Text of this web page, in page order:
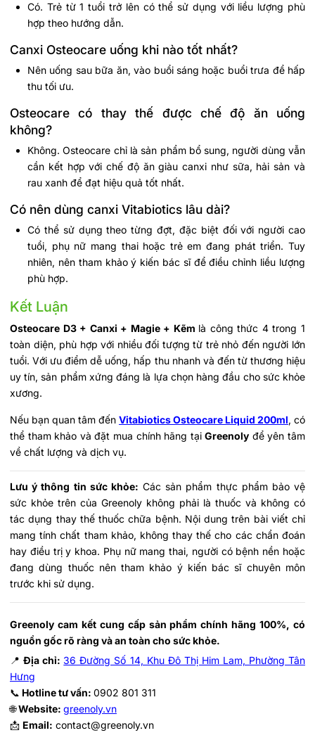
Có. Trẻ từ 1 tuổi trở lên có thể sử dụng với liều lượng phù
hợp theo hướng dẫn.
Canxi Osteocare uống khi nào tốt nhất?
Nên uống sau bữa ăn, vào buổi sáng hoặc buổi trưa để hấp
thu tối ưu.
Osteocare có thay thế được chế độ ăn uống
không?
Không. Osteocare chỉ là sản phẩm bổ sung, người dùng vẫn
cần kết hợp với chế độ ăn giàu canxi như sữa, hải sản và
rau xanh để đạt hiệu quả tốt nhất.
Có nên dùng canxi Vitabiotics lâu dài?
Có thể sử dụng theo từng đợt, đặc biệt đối với người cao
tuổi, phụ nữ mang thai hoặc trẻ em đang phát triển. Tuy
nhiên, nên tham khảo ý kiến bác sĩ để điều chỉnh liều lượng
phù hợp.
Kết Luận
Osteocare D3 + Canxi + Magie + Kẽm là công thức 4 trong 1
toàn diện, phù hợp với nhiều đối tượng từ trẻ nhỏ đến người lớn
tuổi. Với ưu điểm dễ uống, hấp thu nhanh và đến từ thương hiệu
uy tín, sản phẩm xứng đáng là lựa chọn hàng đầu cho sức khỏe
xương.
Nếu bạn quan tâm đến Vitabiotics Osteocare Liquid 200ml, có
thể tham khảo và đặt mua chính hãng tạiGreenoly để yên tâm
về chất lượng và dịch vụ.
Lưu ý thông tin sức khỏe: Các sản phẩm thực phẩm bảo vệ
sức khỏe trên của Greenoly không phải là thuốc và không có
tác dụng thay thế thuốc chữa bệnh. Nội dung trên bài viết chỉ
mang tính chất tham khảo, không thay thế cho các chẩn đoán
hay điều trị y khoa. Phụ nữ mang thai, người có bệnh nền hoặc
đang dùng thuốc nên tham khảo ý kiến bác sĩ chuyên môn
trước khi sử dụng.
Greenoly cam kết cung cấp sản phẩm chính hãng 100%, có
nguồn gốc rõ ràng và an toàn cho sức khỏe.
📍 Địa chỉ: 36 Đường Số 14, Khu Đô Thị Him Lam, Phường Tân
Hưng
📞 Hotline tư vấn: 0902 801 311
🌐Website: greenoly.vn
📩 Email: contact@greenoly.vn